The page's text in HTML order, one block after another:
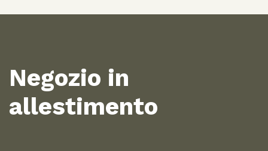
Negozio in
allestimento